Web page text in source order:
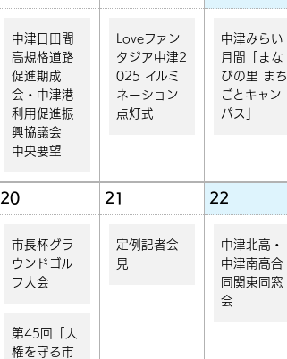
中津日田間
高規格道路
促進期成
会・中津港
利用促進振
興協議会
中央要望
Loveファン
タジア中津2
025 イルミ
ネーション
点灯式
中津みらい
月間「まな
びの里 まち
ごとキャン
パス」
20
市長杯グラ
ウンドゴル
フ大会
第45回「人
権を守る市
21
定例記者会
見
22
中津北高・
中津南高合
同関東同窓
会